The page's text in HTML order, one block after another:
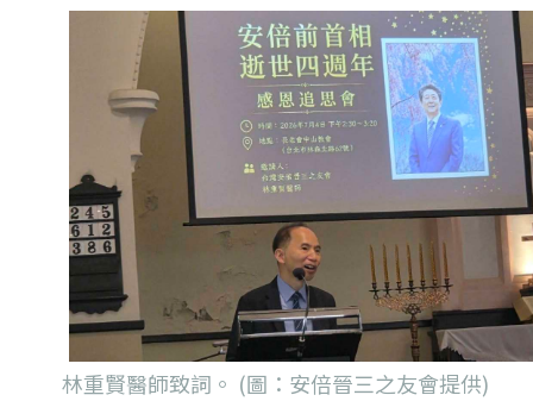
林重賢醫師致詞。 (圖：安倍晉三之友會提供)